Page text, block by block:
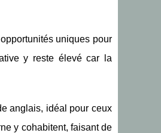
uniques pour
y reste élevé car la
anglais, idéal pour ceux
y cohabitent, faisant de